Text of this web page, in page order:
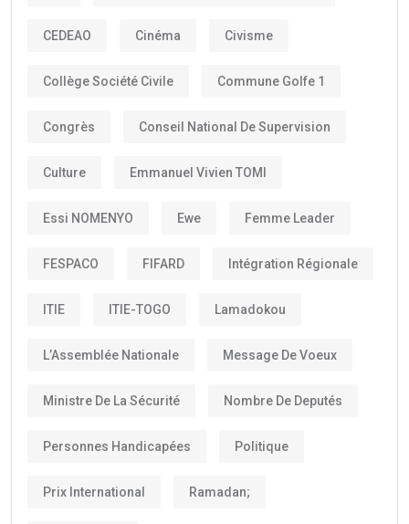
CEDEAO Cinéma Civisme
Collège Société Civile Commune Golfe 1
Congrès Conseil National De Supervision
Culture Emmanuel Vivien TOMI
Essi NOMENYO Ewe Femme Leader
FESPACO FIFARD Intégration Régionale
ITIE ITIE-TOGO Lamadokou
L’Assemblée Nationale Message De Voeux
Ministre De La Sécurité Nombre De Deputés
Personnes Handicapées Politique
Prix International Ramadan;